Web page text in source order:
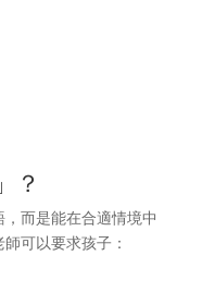
？
而是能在合適情境中
可以要求孩子：